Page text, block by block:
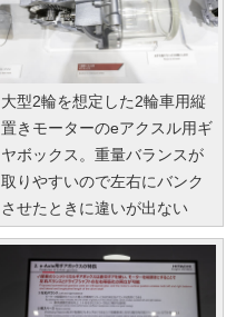
大型2輪を想定した2輪車用縦
置きモーターのeアクスル用ギ
ヤボックス。重量バランスが
取りやすいので左右にバンク
させたときに違いが出ない